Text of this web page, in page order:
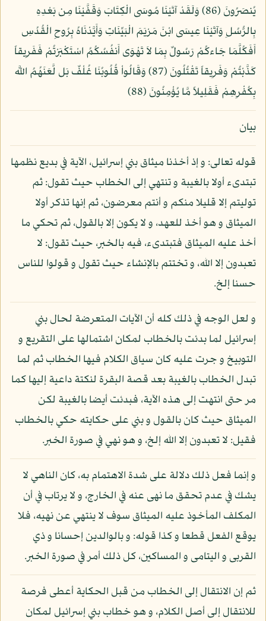
يُنصَرُونَ (86) وَلَقَدْ آتَيْنَا مُوسَى الْكِتَابَ وَقَفَّيْنَا مِن بَعْدِهِ
بِالرُّسُلِ وَآتَيْنَا عِيسَى ابْنَ مَرْيَمَ الْبَيِّنَاتِ وَأَيَّدْنَاهُ بِرُوحِ الْقُدُسِ
أَفَكُلَّمَا جَاءكُمْ رَسُولٌ بِمَا لاَ تَهْوَى أَنفُسُكُمُ اسْتَكْبَرْتُمْ فَفَرِيقاً
كَذَّبْتُمْ وَفَرِيقاً تَقْتُلُونَ (87) وَقَالُواْ قُلُوبُنَا غُلْفٌ بَل لَّعَنَهُمُ اللَّه
بِكُفْرِهِمْ فَقَلِيلاً مَّا يُؤْمِنُونَ (88)
بيان
قوله تعالى: و إذ أخذنا ميثاق بني إسرائيل، الآية في بديع نظمها
تبتدىء أولا بالغيبة و تنتهي إلى الخطاب حيث تقول: ثم
توليتم إلا قليلا منكم و أنتم معرضون، ثم إنها تذكر أولا
الميثاق و هو أخذ للعهد، و لا يكون إلا بالقول، ثم تحكي ما
أخذ عليه الميثاق فتبتدىء، فيه بالخبر، حيث تقول: لا
تعبدون إلا الله، و تختتم بالإنشاء حيث تقول و قولوا للناس
حسنا إلخ.
و لعل الوجه في ذلك كله أن الآيات المتعرضة لحال بني
إسرائيل لما بدئت بالخطاب لمكان اشتمالها على التقريع و
التوبيخ و جرت عليه كان سياق الكلام فيها الخطاب ثم لما
تبدل الخطاب بالغيبة بعد قصة البقرة لنكتة داعية إليها كما
مر حتى انتهت إلى هذه الآية، فبدئت أيضا بالغيبة لكن
الميثاق حيث كان بالقول و بني على حكايته حكي بالخطاب
فقيل: لا تعبدون إلا الله إلخ، و هو نهي في صورة الخبر.
و إنما فعل ذلك دلالة على شدة الاهتمام به، كان الناهي لا
يشك في عدم تحقق ما نهى عنه في الخارج، و لا يرتاب في أن
المكلف المأخوذ عليه الميثاق سوف لا ينتهي عن نهيه، فلا
يوقع الفعل قطعا و كذا قوله: و بالوالدين إحسانا و ذي
القربى و اليتامى و المساكين، كل ذلك أمر في صورة الخبر.
ثم إن الانتقال إلى الخطاب من قبل الحكاية أعطى فرصة
للانتقال إلى أصل الكلام، و هو خطاب بني إسرائيل لمكان